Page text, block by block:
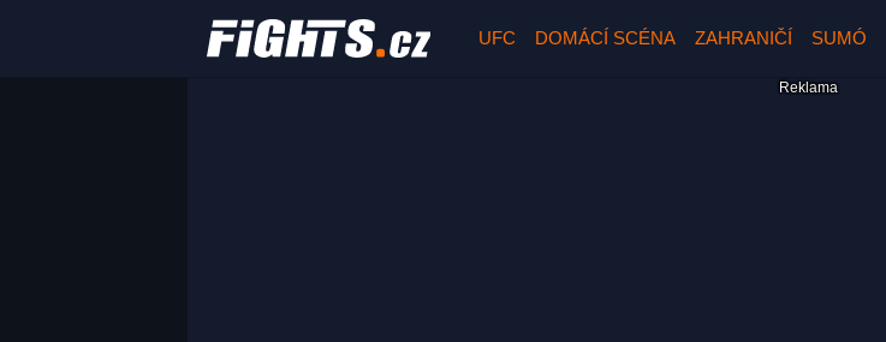
UFC DOMÁCÍ SCÉNA ZAHRANIČÍ SUMÓ